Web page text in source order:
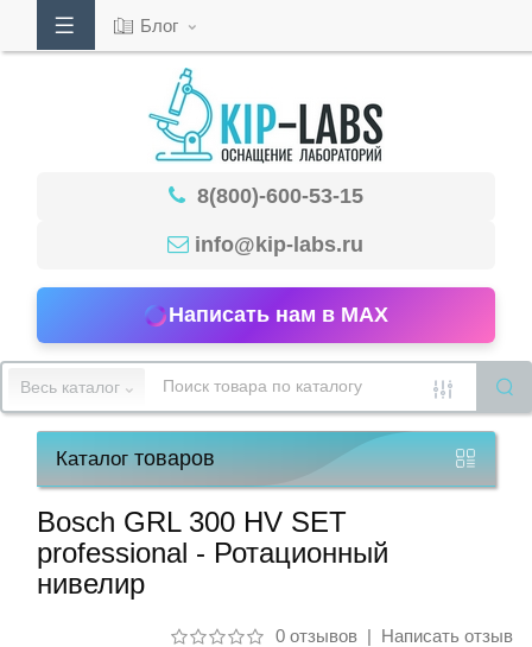
53-
15
работы
Блог
8(800)-600-53-15
info@kip-labs.ru
Написать нам в MAX
Весь каталог
Каталогтоваров
Bosch GRL 300 HV SET
professional - Ротационный
нивелир
0 отзывов| Написать отзыв